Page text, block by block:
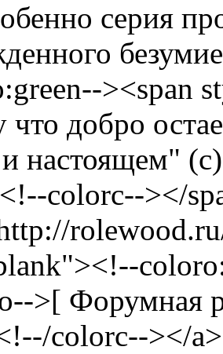
серия
><span
добро
настоящем"
colorc--></
>[ Форумная
colorc--></a>